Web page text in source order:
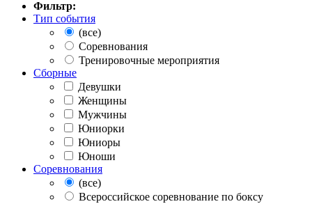
Фильтр:
Тип события
(все)
Соревнования
Тренировочные мероприятия
Сборные
Девушки
Женщины
Мужчины
Юниорки
Юниоры
Юноши
Соревнования
(все)
Всероссийское соревнование по боксу